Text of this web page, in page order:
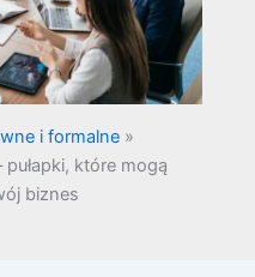
i formalne
które mogą
biznes